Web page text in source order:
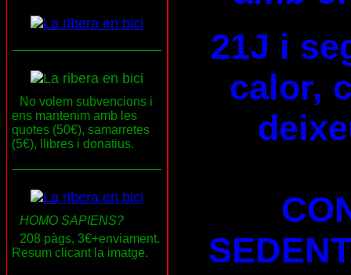
No volem subvencions i
ens mantenim amb les
quotes (50€), samarretes
(5€), llibres i donatius.
HOMO SAPIENS?
208 pàgs, 3€+enviament.
Resum clicant la imatge.
21J i
calor,